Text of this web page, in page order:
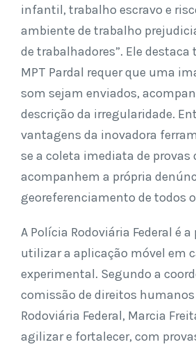
infantil, trabalho escravo e
ambiente de trabalho
de trabalhadores”. Ele destaca
MPT Pardal requer que uma
som sejam enviados,
descrição da irregularidade.
vantagens da inovadora
se a coleta imediata de provas
acompanhem a própria
georeferenciamento de todos
A Polícia Rodoviária Federal é
utilizar a aplicação móvel em
experimental. Segundo a
comissão de direitos humanos
Rodoviária Federal, Marcia
agilizar e fortalecer, com